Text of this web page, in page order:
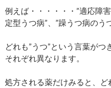
例えば・・・・・・”適応障
定型うつ病”、”躁うつ病のう
どれも”うつ”という言葉が
それぞれ異なります。
処方される薬だけみると、ど